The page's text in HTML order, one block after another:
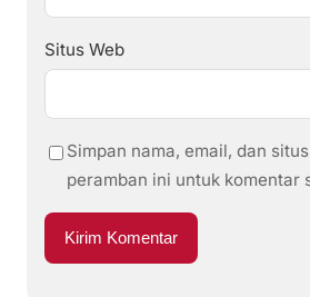
Situs Web
Simpan nama, email, dan
peramban ini untuk komentar